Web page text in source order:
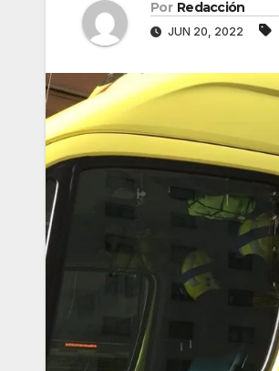
Por Redacción
JUN 20, 2022